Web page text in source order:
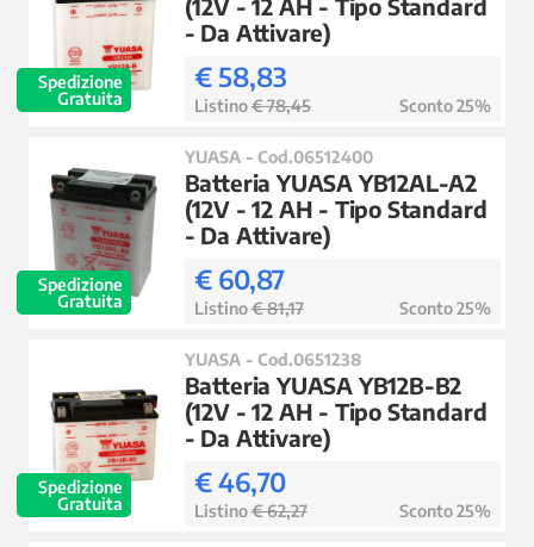
Spedizione
Gratuita
(12V - 12 AH - Tipo Standard
- Da Attivare)
€ 58,83
Listino€ 78,45 Sconto 25%
Spedizione
Gratuita
YUASA - Cod.06512400
Batteria YUASA YB12AL-A2
(12V - 12 AH - Tipo Standard
- Da Attivare)
€ 60,87
Listino€ 81,17 Sconto 25%
Spedizione
Gratuita
YUASA - Cod.0651238
Batteria YUASA YB12B-B2
(12V - 12 AH - Tipo Standard
- Da Attivare)
€ 46,70
Listino€ 62,27 Sconto 25%